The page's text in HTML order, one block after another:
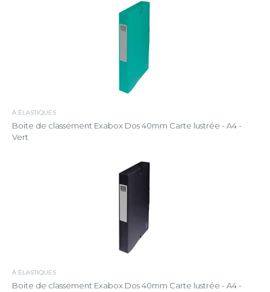
À ÉLASTIQUES
Boite de classement Exabox Dos 40mm Carte lustrée - A4 -
Vert
À ÉLASTIQUES
Boite de classement Exabox Dos 40mm Carte lustrée - A4 -